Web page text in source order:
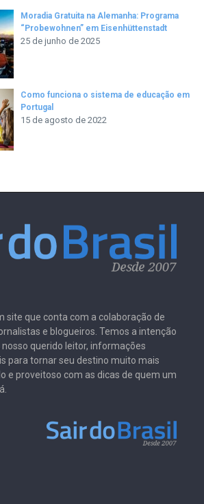
Moradia Gratuita na Alemanha: Programa
“Probewohnen” em Eisenhüttenstadt
25 de junho de 2025
Como funciona o sistema de educação em
Portugal
15 de agosto de 2022
site que conta com a colaboração de
e blogueiros. Temos a intenção
nosso querido leitor, informações
para tornar seu destino muito mais
e proveitoso com as dicas de quem um